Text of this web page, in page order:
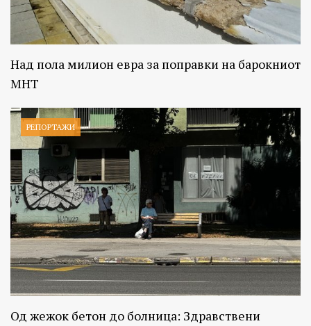
Над пола милион евра за поправки на барокниот
МНТ
РЕПОРТАЖИ
Од жежок бетон до болница: Здравствени